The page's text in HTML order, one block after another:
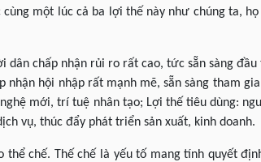
một lúc cả ba lợi thế này như chúng ta,
dân chấp nhận rủi ro rất cao, tức sẵn sàng
nhận hội nhập rất mạnh mẽ, sẵn sàng tham
mới, trí tuệ nhân tạo; Lợi thế tiêu dùng:
vụ, thúc đẩy phát triển sản xuất, kinh doanh.
thể chế. Thế chế là yếu tố mang tính quyết